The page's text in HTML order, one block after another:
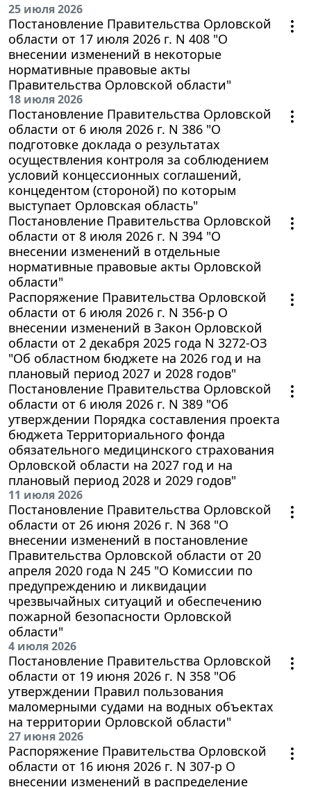
25 июля 2026
Постановление Правительства Орловской
области от 17 июля 2026 г. N 408 "О
внесении изменений в некоторые
нормативные правовые акты
Правительства Орловской области"
18 июля 2026
Постановление Правительства Орловской
области от 6 июля 2026 г. N 386 "О
подготовке доклада о результатах
осуществления контроля за соблюдением
условий концессионных соглашений,
концедентом (стороной) по которым
выступает Орловская область"
Постановление Правительства Орловской
области от 8 июля 2026 г. N 394 "О
внесении изменений в отдельные
нормативные правовые акты Орловской
области"
Распоряжение Правительства Орловской
области от 6 июля 2026 г. N 356-р О
внесении изменений в Закон Орловской
области от 2 декабря 2025 года N 3272-ОЗ
"Об областном бюджете на 2026 год и на
плановый период 2027 и 2028 годов"
Постановление Правительства Орловской
области от 6 июля 2026 г. N 389 "Об
утверждении Порядка составления проекта
бюджета Территориального фонда
обязательного медицинского страхования
Орловской области на 2027 год и на
плановый период 2028 и 2029 годов"
11 июля 2026
Постановление Правительства Орловской
области от 26 июня 2026 г. N 368 "О
внесении изменений в постановление
Правительства Орловской области от 20
апреля 2020 года N 245 "О Комиссии по
предупреждению и ликвидации
чрезвычайных ситуаций и обеспечению
пожарной безопасности Орловской
области"
4 июля 2026
Постановление Правительства Орловской
области от 19 июня 2026 г. N 358 "Об
утверждении Правил пользования
маломерными судами на водных объектах
на территории Орловской области"
27 июня 2026
Распоряжение Правительства Орловской
области от 16 июня 2026 г. N 307-р О
внесении изменений в распределение